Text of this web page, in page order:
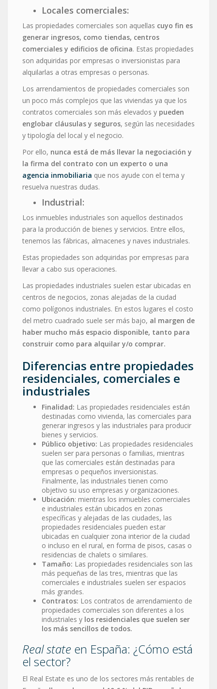
Locales comerciales:
Las propiedades comerciales son aquellas cuyo fin es
generar ingresos, como tiendas, centros
comerciales y edificios de oficina. Estas propiedades
son adquiridas por empresas o inversionistas para
alquilarlas a otras empresas o personas.
Los arrendamientos de propiedades comerciales son
un poco más complejos que las viviendas ya que los
contratos comerciales son más elevados y pueden
englobar cláusulas y seguros, según las necesidades
y tipología del local y el negocio.
Por ello, nunca está de más llevar la negociación y
la firma del contrato con un experto o una
agencia inmobiliaria que nos ayude con el tema y
resuelva nuestras dudas.
Industrial:
Los inmuebles industriales son aquellos destinados
para la producción de bienes y servicios. Entre ellos,
tenemos las fábricas, almacenes y naves industriales.
Estas propiedades son adquiridas por empresas para
llevar a cabo sus operaciones.
Las propiedades industriales suelen estar ubicadas en
centros de negocios, zonas alejadas de la ciudad
como polígonos industriales. En estos lugares el costo
del metro cuadrado suele ser más bajo, al margen de
haber mucho más espacio disponible, tanto para
construir como para alquilar y/o comprar.
Diferencias entre propiedades
residenciales, comerciales e
industriales
Finalidad: Las propiedades residenciales están
destinadas como vivienda, las comerciales para
generar ingresos y las industriales para producir
bienes y servicios.
Público objetivo: Las propiedades residenciales
suelen ser para personas o familias, mientras
que las comerciales están destinadas para
empresas o pequeños inversionistas.
Finalmente, las industriales tienen como
objetivo su uso empresas y organizaciones.
Ubicación: mientras los inmuebles comerciales
e industriales están ubicados en zonas
específicas y alejadas de las ciudades, las
propiedades residenciales pueden estar
ubicadas en cualquier zona interior de la ciudad
o incluso en el rural, en forma de pisos, casas o
residencias de chalets o similares.
Tamaño: Las propiedades residenciales son las
más pequeñas de las tres, mientras que las
comerciales e industriales suelen ser espacios
más grandes.
Contratos: Los contratos de arrendamiento de
propiedades comerciales son diferentes a los
industriales y los residenciales que suelen ser
los más sencillos de todos.
Real state en España: ¿Cómo está
el sector?
El Real Estate es uno de los sectores más rentables de